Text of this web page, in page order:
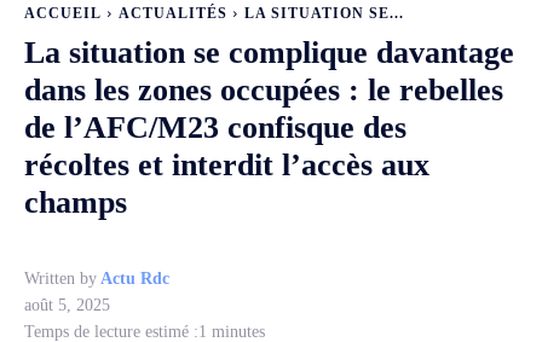
ACCUEIL ACTUALITÉS LA SITUATION SE...
La situation se complique davantage
dans les zones occupées : le rebelles
de l’AFC/M23 confisque des
récoltes et interdit l’accès aux
champs
Written by Actu Rdc
août 5, 2025
Temps de lecture estimé :1 minutes